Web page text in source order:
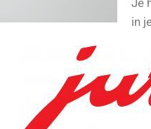
Je
in